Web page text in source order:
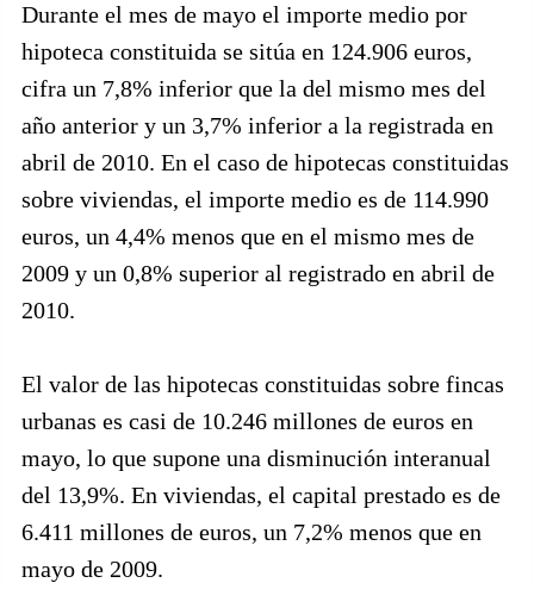
Durante el mes de mayo el importe medio por
hipoteca constituida se sitúa en 124.906 euros,
cifra un 7,8% inferior que la del mismo mes del
año anterior y un 3,7% inferior a la registrada en
abril de 2010. En el caso de hipotecas constituidas
sobre viviendas, el importe medio es de 114.990
euros, un 4,4% menos que en el mismo mes de
2009 y un 0,8% superior al registrado en abril de
2010.
El valor de las hipotecas constituidas sobre fincas
urbanas es casi de 10.246 millones de euros en
mayo, lo que supone una disminución interanual
del 13,9%. En viviendas, el capital prestado es de
6.411 millones de euros, un 7,2% menos que en
mayo de 2009.